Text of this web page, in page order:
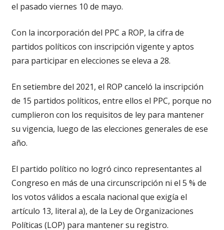
el pasado viernes 10 de mayo.
Con la incorporación del PPC a ROP, la cifra de
partidos políticos con inscripción vigente y aptos
para participar en elecciones se eleva a 28.
En setiembre del 2021, el ROP canceló la inscripción
de 15 partidos políticos, entre ellos el PPC, porque no
cumplieron con los requisitos de ley para mantener
su vigencia, luego de las elecciones generales de ese
año.
El partido político no logró cinco representantes al
Congreso en más de una circunscripción ni el 5 % de
los votos válidos a escala nacional que exigía el
artículo 13, literal a), de la Ley de Organizaciones
Políticas (LOP) para mantener su registro.